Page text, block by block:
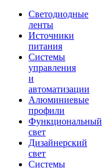
Светодиодные
ленты
Источники
питания
Системы
управления
и
автоматизации
Алюминиевые
профили
Функциональный
свет
Дизайнерский
свет
Системы